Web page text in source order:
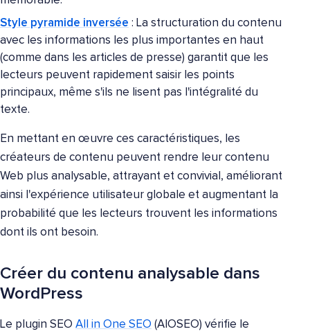
Style pyramide inversée : La structuration du contenu
avec les informations les plus importantes en haut
(comme dans les articles de presse) garantit que les
lecteurs peuvent rapidement saisir les points
principaux, même s'ils ne lisent pas l'intégralité du
texte.
En mettant en œuvre ces caractéristiques, les
créateurs de contenu peuvent rendre leur contenu
Web plus analysable, attrayant et convivial, améliorant
ainsi l'expérience utilisateur globale et augmentant la
probabilité que les lecteurs trouvent les informations
dont ils ont besoin.
Créer du contenu analysable dans
WordPress
Le plugin SEO All in One SEO (AIOSEO) vérifie le